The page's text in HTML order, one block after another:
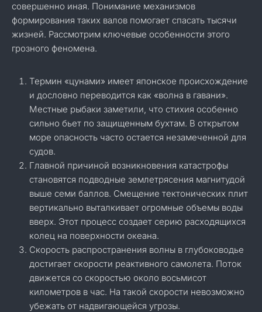
совершенно иная. Понимание механизмов
формирования таких валов помогает спасать тысячи
жизней. Рассмотрим ключевые особенности этого
грозного феномена.
Термин «цунами» имеет японское происхождение
и дословно переводится как «волна в гавани».
Местные рыбаки заметили, что стихия особенно
сильно бьет по защищенным бухтам. В открытом
море опасность часто остается незамеченной для
судов.
Главной причиной возникновения катастрофы
становятся подводные землетрясения магнитудой
выше семи баллов. Смещение тектонических плит
вертикально выталкивает огромные объемы воды
вверх. Этот процесс создает серию расходящихся
колец на поверхности океана.
Скорость распространения волны в глубоководье
достигает скорости реактивного самолета. Поток
движется со скоростью около восьмисот
километров в час. На такой скорости невозможно
убежать от надвигающейся угрозы.